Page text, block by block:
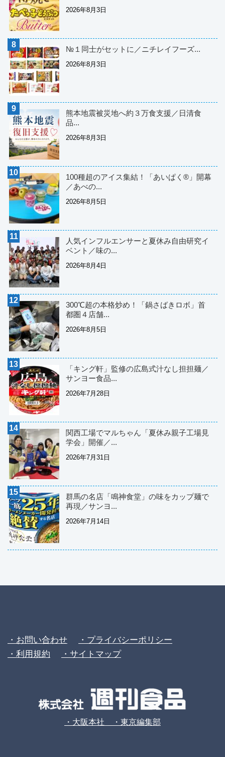
2026年8月3日
№１同士がセットに／ニチレイフーズ...
2026年8月3日
熊本地震被災地へ約３万食支援／日清食
品...
2026年8月3日
100種超のアイス集結！「あいぱく®」開幕
／あべの...
2026年8月5日
人気インフルエンサーと夏休み自由研究イ
ベント／味の...
2026年8月4日
300℃超の本格炒め！「鍋さばきロボ」首
都圏４店舗...
2026年8月5日
「キング軒」監修の広島式汁なし担担麺／
サンヨー食品...
2026年7月28日
関西工場でマルちゃん「夏休み親子工場見
学会」開催／...
2026年7月31日
群馬の名店「鳴神食堂」の味をカップ麺で
再現／サンヨ...
2026年7月14日
・お問い合わせ
・プライバシーポリシー
・利用規約
・サイトマップ
・大阪本社 ・東京編集部